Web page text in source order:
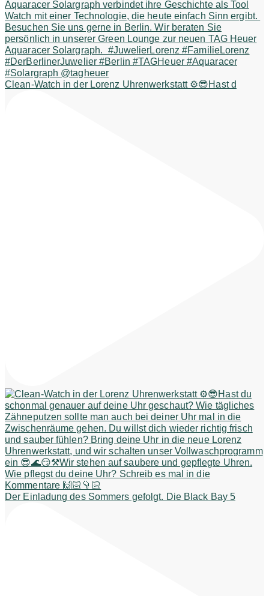
Clean-Watch in der Lorenz Uhrenwerkstatt ⚙️😎Hast d
Der Einladung des Sommers gefolgt. Die Black Bay 5